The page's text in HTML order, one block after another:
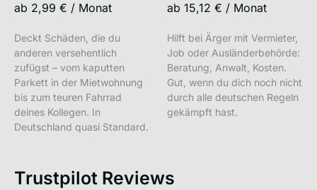
ab 2,99 € / Monat
Deckt Schäden, die du
anderen versehentlich
zufügst – vom kaputten
Parkett in der Mietwohnung
bis zum teuren Fahrrad
deines Kollegen. In
Deutschland quasi Standard.
ab 15,12 € / Monat
Hilft bei Ärger mit Vermieter,
Job oder Ausländerbehörde:
Beratung, Anwalt, Kosten.
Gut, wenn du dich noch nicht
durch alle deutschen Regeln
gekämpft hast.
Trustpilot Reviews